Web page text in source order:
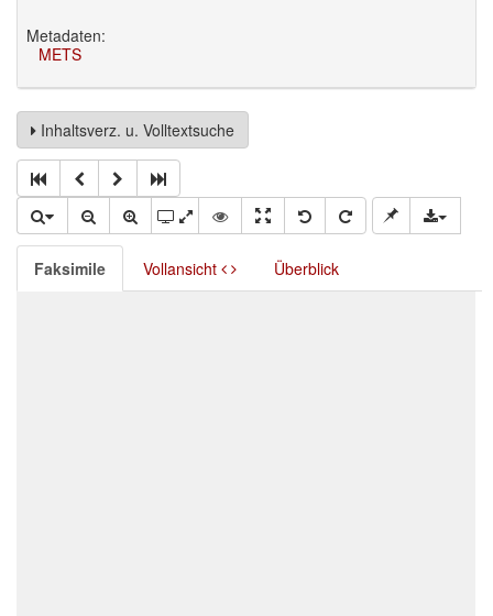
Metadaten:
METS
Inhaltsverz. u. Volltextsuche
Faksimile Vollansicht Überblick